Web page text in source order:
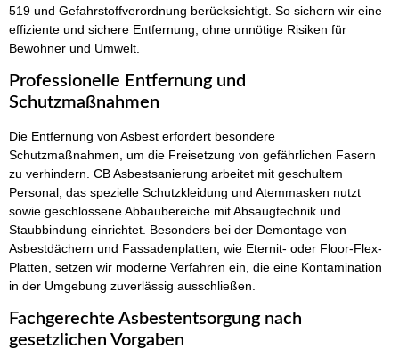
519 und Gefahrstoffverordnung berücksichtigt. So sichern wir eine
effiziente und sichere Entfernung, ohne unnötige Risiken für
Bewohner und Umwelt.
Professionelle Entfernung und
Schutzmaßnahmen
Die Entfernung von Asbest erfordert besondere
Schutzmaßnahmen, um die Freisetzung von gefährlichen Fasern
zu verhindern. CB Asbestsanierung arbeitet mit geschultem
Personal, das spezielle Schutzkleidung und Atemmasken nutzt
sowie geschlossene Abbaubereiche mit Absaugtechnik und
Staubbindung einrichtet. Besonders bei der Demontage von
Asbestdächern und Fassadenplatten, wie Eternit- oder Floor-Flex-
Platten, setzen wir moderne Verfahren ein, die eine Kontamination
in der Umgebung zuverlässig ausschließen.
Fachgerechte Asbestentsorgung nach
gesetzlichen Vorgaben